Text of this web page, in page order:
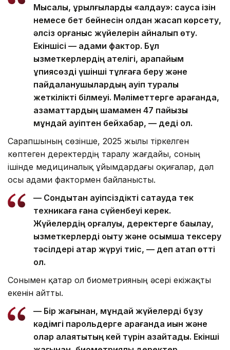
Мысалы, құрылғыларды «алдау»: саусақ ізін
немесе бет бейнесін қолдан жасап көрсету,
әлсіз қорғаныс жүйелерін айналып өту.
Екіншісі — адами фактор. Бұл
қызметкерлердің қателігі, қарапайым
құпиясөзді үшінші тұлғаға беру және
пайдаланушылардың қауіп туралы
жеткілікті білмеуі. Мәліметтерге қарағанда,
азаматтардың шамамен 47 пайызы
мұндай қауіптен бейхабар, — деді ол.
Сарапшының сөзінше, 2025 жылы тіркелген
көптеген деректердің таралу жағдайы, соның
ішінде медициналық ұйымдардағы оқиғалар, дәл
осы адами фактормен байланысты.
— Сондықтан қауіпсіздікті сақтауда тек
техникаға ғана сүйенбеуі керек.
Жүйелердің қорғалуы, деректерге бақылау,
қызметкерлерді оқыту және қосымша тексеру
тәсілдері қатар жүруі тиіс, — деп атап өтті
ол.
Сонымен қатар ол биометрияның әсері екіжақты
екенін айтты.
— Бір жағынан, мұндай жүйелерді бұзу
кәдімгі парольдерге қарағанда қиын және
олар алаяқтықтың кей түрін азайтады. Екінші